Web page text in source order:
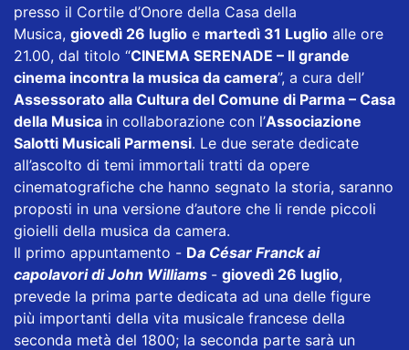
presso il Cortile d’Onore della Casa della
Musica, giovedì 26 luglio e martedì 31 Luglio alle ore
21.00, dal titolo “CINEMA SERENADE – Il grande
cinema incontra la musica da camera”, a cura dell’
Assessorato alla Cultura del Comune di Parma – Casa
della Musica in collaborazione con l’Associazione
Salotti Musicali Parmensi. Le due serate dedicate
all’ascolto di temi immortali tratti da opere
cinematografiche che hanno segnato la storia, saranno
proposti in una versione d’autore che li rende piccoli
gioielli della musica da camera.
Il primo appuntamento - Da César Franck ai
capolavori di John Williams - giovedì 26 luglio,
prevede la prima parte dedicata ad una delle figure
più importanti della vita musicale francese della
seconda metà del 1800; la seconda parte sarà un